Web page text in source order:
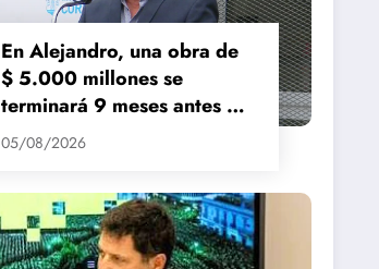
En Alejandro, una obra de
$ 5.000 millones se
terminará 9 meses antes de
lo previsto
05/08/2026